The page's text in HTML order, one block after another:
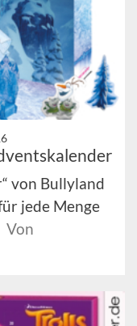
von Bullyland
jede Menge
Von